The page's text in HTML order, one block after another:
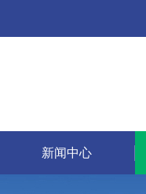
新闻中心